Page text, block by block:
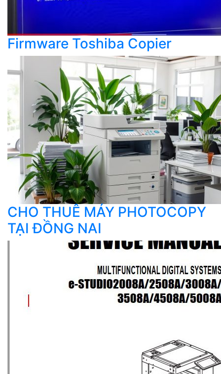
Firmware Toshiba Copier
CHO THUÊ MÁY PHOTOCOPY
TẠI ĐỒNG NAI